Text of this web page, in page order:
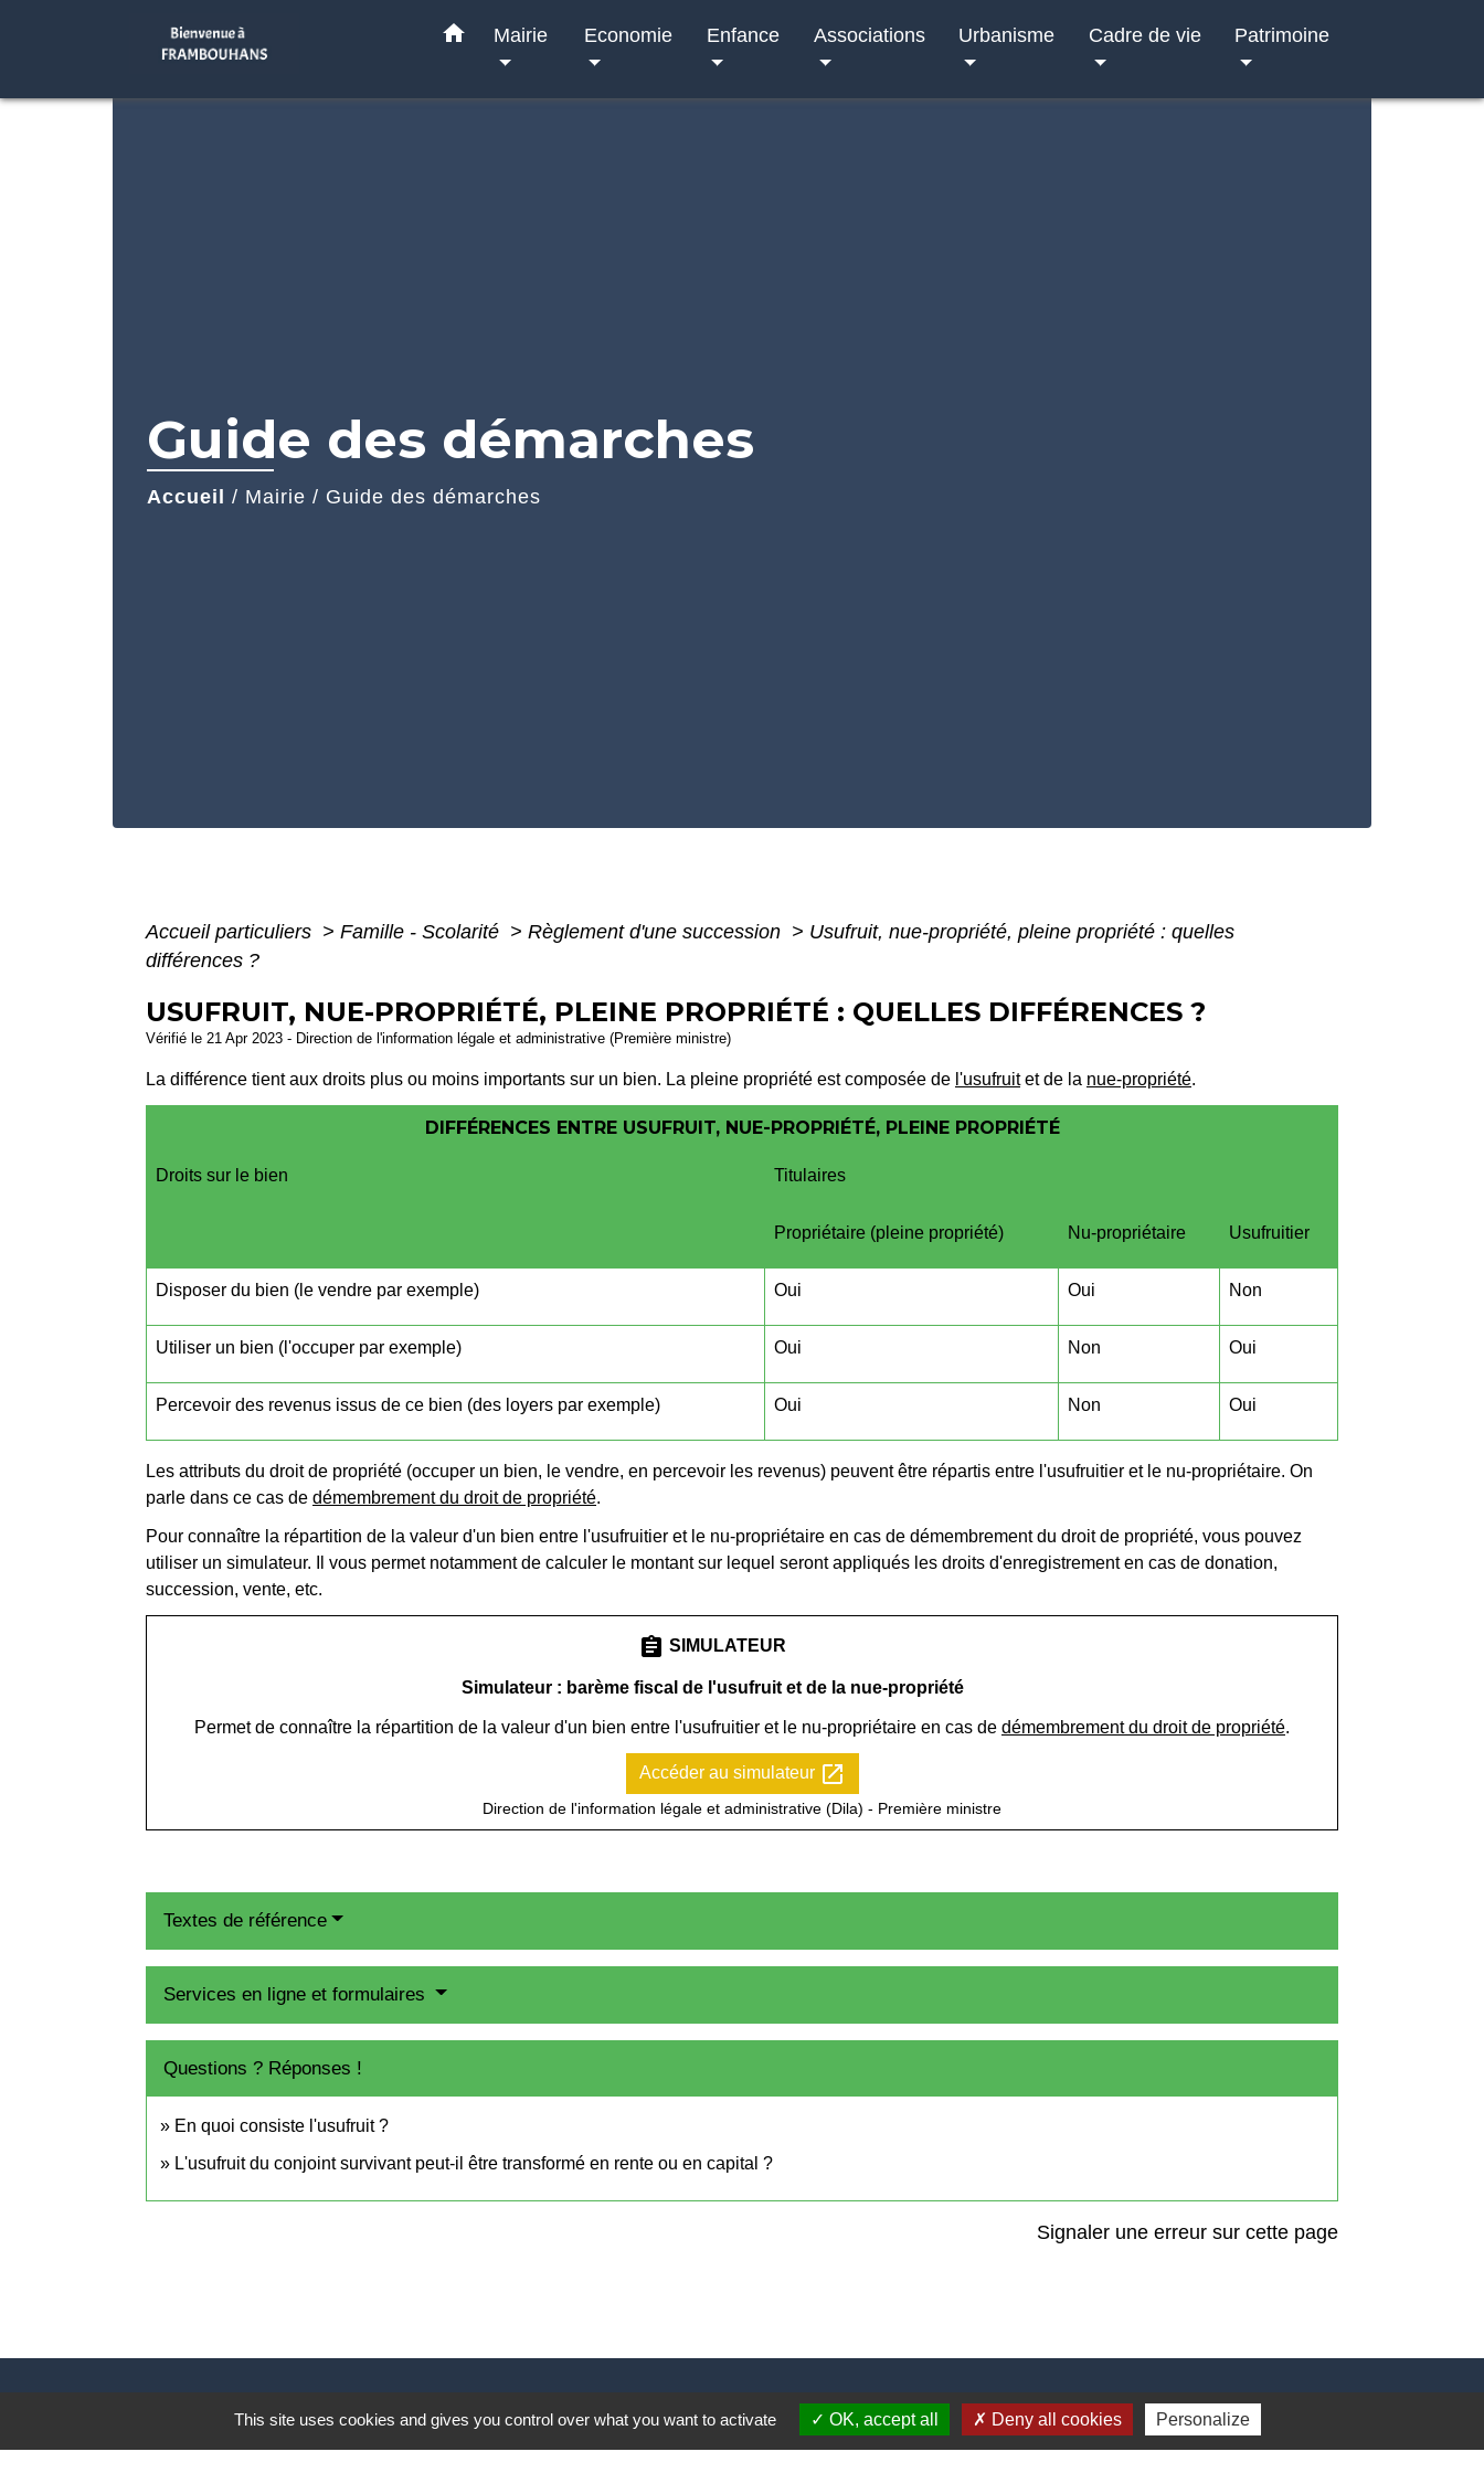
home Mairie Economie Enfance Associations Urbanisme Cadre de vie Patrimoine
Guide des démarches
Accueil / Mairie / Guide des démarches
Accueil particuliers > Famille - Scolarité > Règlement d'une succession > Usufruit, nue-propriété, pleine propriété : quelles
différences ?
USUFRUIT, NUE-PROPRIÉTÉ, PLEINE PROPRIÉTÉ : QUELLES DIFFÉRENCES ?
Vérifié le 21 Apr 2023 - Direction de l'information légale et administrative (Première ministre)
La différence tient aux droits plus ou moins importants sur un bien. La pleine propriété est composée de l'usufruitet de la nue-propriété.
DIFFÉRENCES ENTRE USUFRUIT, NUE-PROPRIÉTÉ, PLEINE PROPRIÉTÉ
Droits sur le bien Titulaires
Propriétaire (pleine propriété) Nu-propriétaire Usufruitier
Disposer du bien (le vendre par exemple) Oui Oui Non
Utiliser un bien (l'occuper par exemple) Oui Non Oui
Percevoir des revenus issus de ce bien (des loyers par exemple) Oui Non Oui
Les attributs du droit de propriété (occuper un bien, le vendre, en percevoir les revenus) peuvent être répartis entre l'usufruitier et le nu-propriétaire. On
parle dans ce cas de démembrement du droit de propriété.
Pour connaître la répartition de la valeur d'un bien entre l'usufruitier et le nu-propriétaire en cas de démembrement du droit de propriété, vous pouvez
utiliser un simulateur. Il vous permet notamment de calculer le montant sur lequel seront appliqués les droits d'enregistrement en cas de donation,
succession, vente, etc.
assignment SIMULATEUR
Simulateur : barème fiscal de l'usufruit et de la nue-propriété
Permet de connaître la répartition de la valeur d'un bien entre l'usufruitier et le nu-propriétaire en cas de démembrement du droit de propriété.
Accéder au simulateur open_in_new
Direction de l'information légale et administrative (Dila) - Première ministre
Textes de référence
Services en ligne et formulaires
Questions ? Réponses !
En quoi consiste l'usufruit ?
L'usufruit du conjoint survivant peut-il être transformé en rente ou en capital ?
Signaler une erreur sur cette page
Contact Liens
This site uses cookies and gives you control over what you want to activate OK, accept all Deny all cookies Personalize